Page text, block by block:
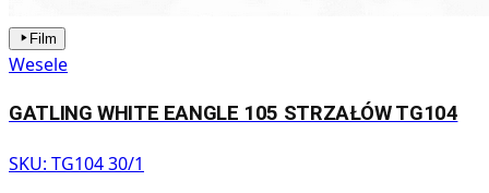
Film
Wesele
GATLING WHITE EANGLE 105 STRZAŁÓW TG104
SKU: TG104 30/1